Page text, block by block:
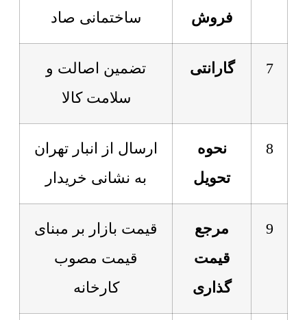
فروش
ساختمانی صاد
7 گارانتی
تضمین اصالت و
سلامت کالا
8
نحوه
تحویل
ارسال از انبار تهران
به نشانی خریدار
9
مرجع
قیمت
گذاری
قیمت بازار بر مبنای
قیمت مصوب
کارخانه